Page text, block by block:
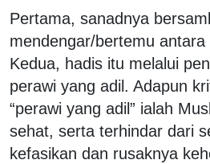
Pertama, sanadnya
mendengar/bertemu antara
Kedua, hadis itu melalui
perawi yang adil. Adapun
“perawi yang adil” ialah
sehat, serta terhindar dari
kefasikan dan rusaknya